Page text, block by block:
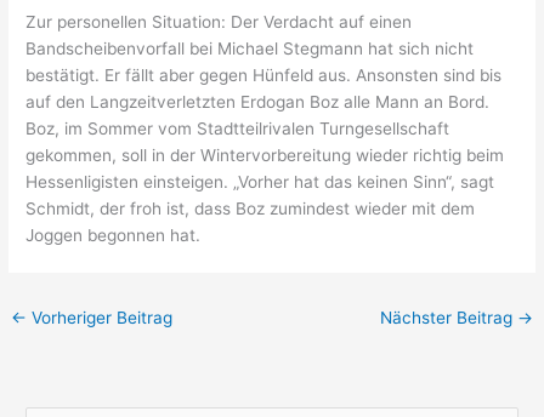
Zur personellen Situation: Der Verdacht auf einen
Bandscheibenvorfall bei Michael Stegmann hat sich nicht
bestätigt. Er fällt aber gegen Hünfeld aus. Ansonsten sind bis
auf den Langzeitverletzten Erdogan Boz alle Mann an Bord.
Boz, im Sommer vom Stadtteilrivalen Turngesellschaft
gekommen, soll in der Wintervorbereitung wieder richtig beim
Hessenligisten einsteigen. „Vorher hat das keinen Sinn“, sagt
Schmidt, der froh ist, dass Boz zumindest wieder mit dem
Joggen begonnen hat.
← Vorheriger Beitrag Nächster Beitrag →